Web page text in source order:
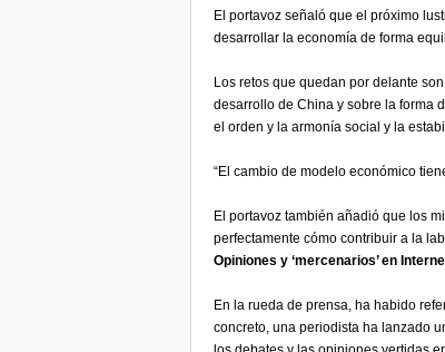
El portavoz señaló que el próximo
desarrollar la economía de forma
Los retos que quedan por delante
desarrollo de China y sobre la forma
el orden y la armonía social y la
“El cambio de modelo económico
El portavoz también añadió que los
perfectamente cómo contribuir a la
Opiniones y ‘mercenarios’ en
En la rueda de prensa, ha habido
concreto, una periodista ha lanzado